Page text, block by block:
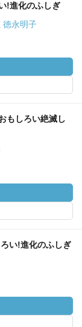
!進化のふしぎ
徳永明子
もしろい絶滅し
い!進化のふしぎ